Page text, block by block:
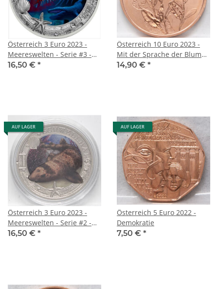
Österreich 3 Euro 2023 -
Meereswelten - Serie #3 -
Leuchtgarnele
16,50 € *
Österreich 10 Euro 2023 -
Mit der Sprache der Blumen
#4 - Vergissmeinnicht -
14,90 € *
AUF LAGER
Österreich 3 Euro 2023 -
Meereswelten - Serie #2 -
Schwellhai
16,50 € *
AUF LAGER
Österreich 5 Euro 2022 -
Demokratie
7,50 € *